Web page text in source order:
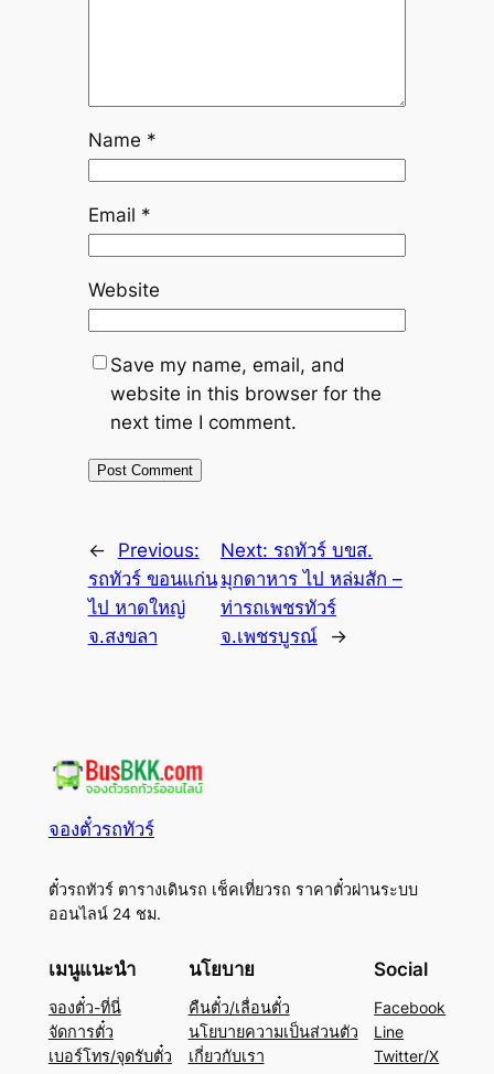
Name *
Email *
Website
Save my name, email, and
website in this browser for the
next time I comment.
←
Previous:
รถทัวร์ ขอนแก่น
ไป หาดใหญ่
จ.สงขลา
Next: รถทัวร์ บขส.
มุกดาหาร ไป หล่มสัก –
ท่ารถเพชรทัวร์
จ.เพชรบูรณ์
→
จองตั๋วรถทัวร์
ตั๋วรถทัวร์ ตารางเดินรถ เช็คเที่ยวรถ ราคาตั๋วผ่านระบบ
ออนไลน์ 24 ชม.
เมนูแนะนำ
จองตั๋ว-ที่นี่
จัดการตั๋ว
เบอร์โทร/จุดรับตั๋ว
นโยบาย
คืนตั๋ว/เลื่อนตั๋ว
นโยบายความเป็นส่วนตัว
เกี่ยวกับเรา
Social
Facebook
Line
Twitter/X